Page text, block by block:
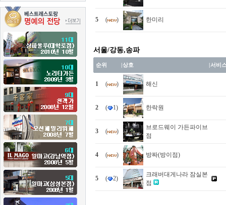
5 ( ) 한미리
서울/강동,송파
순위 |상호 |서비
1 ( ) 해신
2 ( 1) 한락원
3 ( )
브로드웨이 가든파이브
점
4 ( ) 방짜(방이점)
5 ( 2)
크래버대게나라 잠실본
점